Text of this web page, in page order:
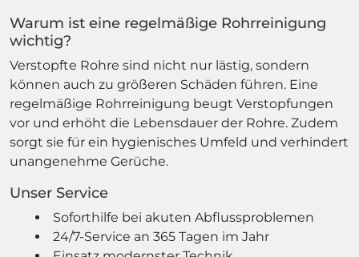
Warum ist eine regelmäßige Rohrreinigung
wichtig?
Verstopfte Rohre sind nicht nur lästig, sondern
können auch zu größeren Schäden führen. Eine
regelmäßige Rohrreinigung beugt Verstopfungen
vor und erhöht die Lebensdauer der Rohre. Zudem
sorgt sie für ein hygienisches Umfeld und verhindert
unangenehme Gerüche.
Unser Service
Soforthilfe bei akuten Abflussproblemen
24/7-Service an 365 Tagen im Jahr